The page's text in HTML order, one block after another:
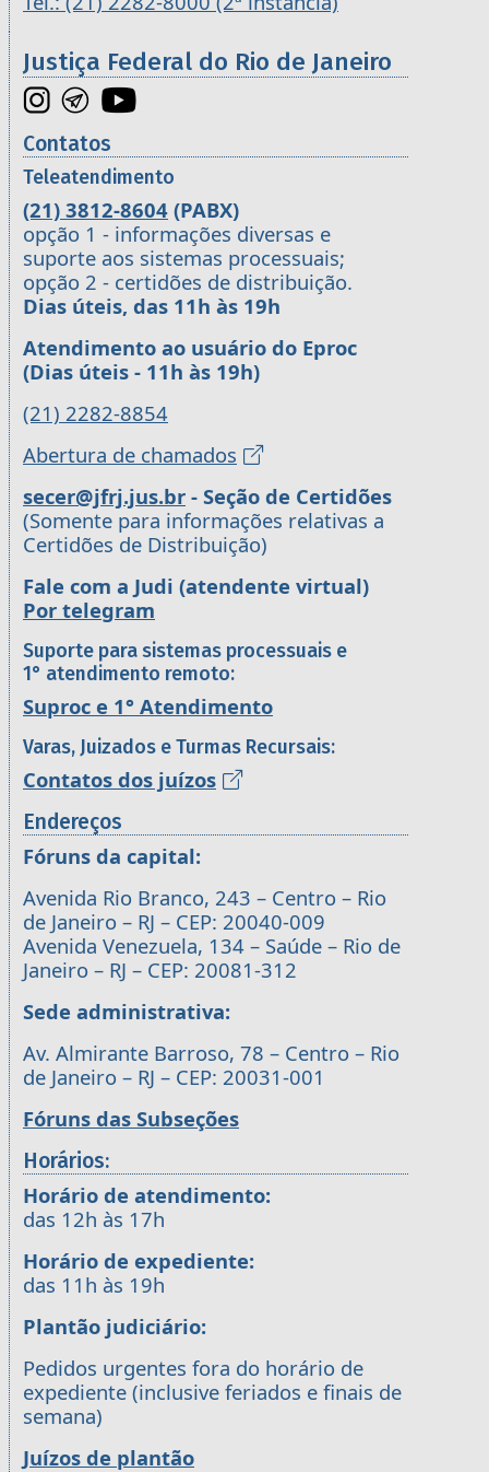
Justiça Federal do Rio de Janeiro
Contatos
Teleatendimento
(21) 3812-8604 (PABX)
opção 1 - informações diversas e
suporte aos sistemas processuais;
opção 2 - certidões de distribuição.
Dias úteis, das 11h às 19h
Atendimento ao usuário do Eproc
(Dias úteis - 11h às 19h)
(21) 2282-8854
Abertura de chamados
secer@jfrj.jus.br - Seção de Certidões
(Somente para informações relativas a
Certidões de Distribuição)
Fale com a Judi (atendente virtual)
Por telegram
Suporte para sistemas processuais e
1° atendimento remoto:
Suproc e 1° Atendimento
Varas, Juizados e Turmas Recursais:
Contatos dos juízos
Endereços
Fóruns da capital:
Avenida Rio Branco, 243 – Centro – Rio
de Janeiro – RJ – CEP: 20040-009
Avenida Venezuela, 134 – Saúde – Rio de
Janeiro – RJ – CEP: 20081-312
Sede administrativa:
Av. Almirante Barroso, 78 – Centro – Rio
de Janeiro – RJ – CEP: 20031-001
Fóruns das Subseções
Horários:
Horário de atendimento:
das 12h às 17h
Horário de expediente:
das 11h às 19h
Plantão judiciário:
Pedidos urgentes fora do horário de
expediente (inclusive feriados e finais de
semana)
Juízos de plantão